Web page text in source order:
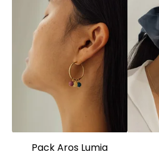
Pack Aros Lumia